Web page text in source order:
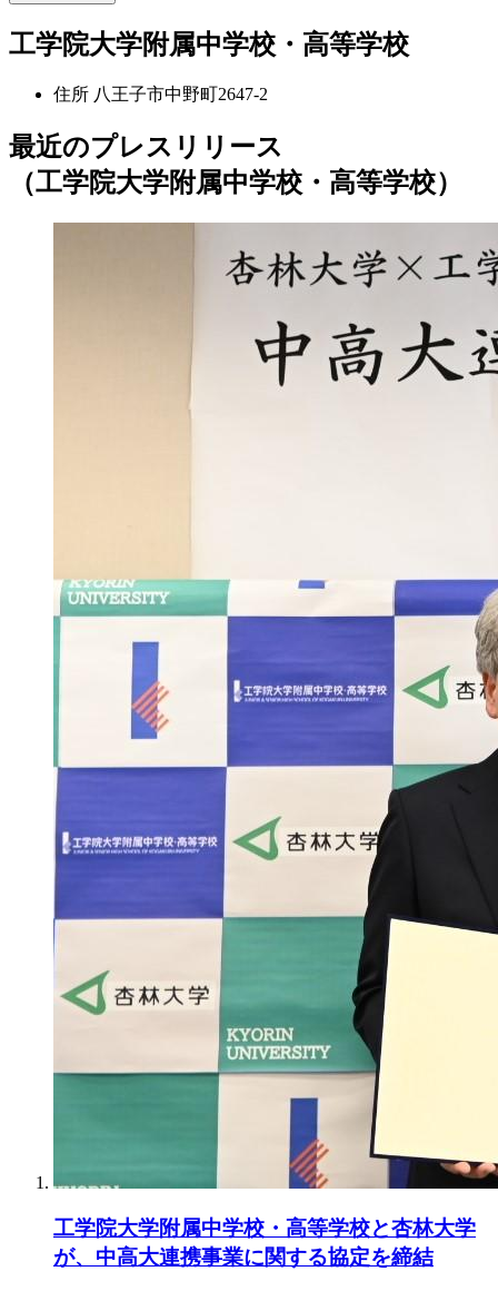
工学院大学附属中学校・高等学校
住所 八王子市中野町2647-2
最近のプレスリリース
（工学院大学附属中学校・高等学校）
工学院大学附属中学校・高等学校と杏林大学
が、中高大連携事業に関する協定を締結